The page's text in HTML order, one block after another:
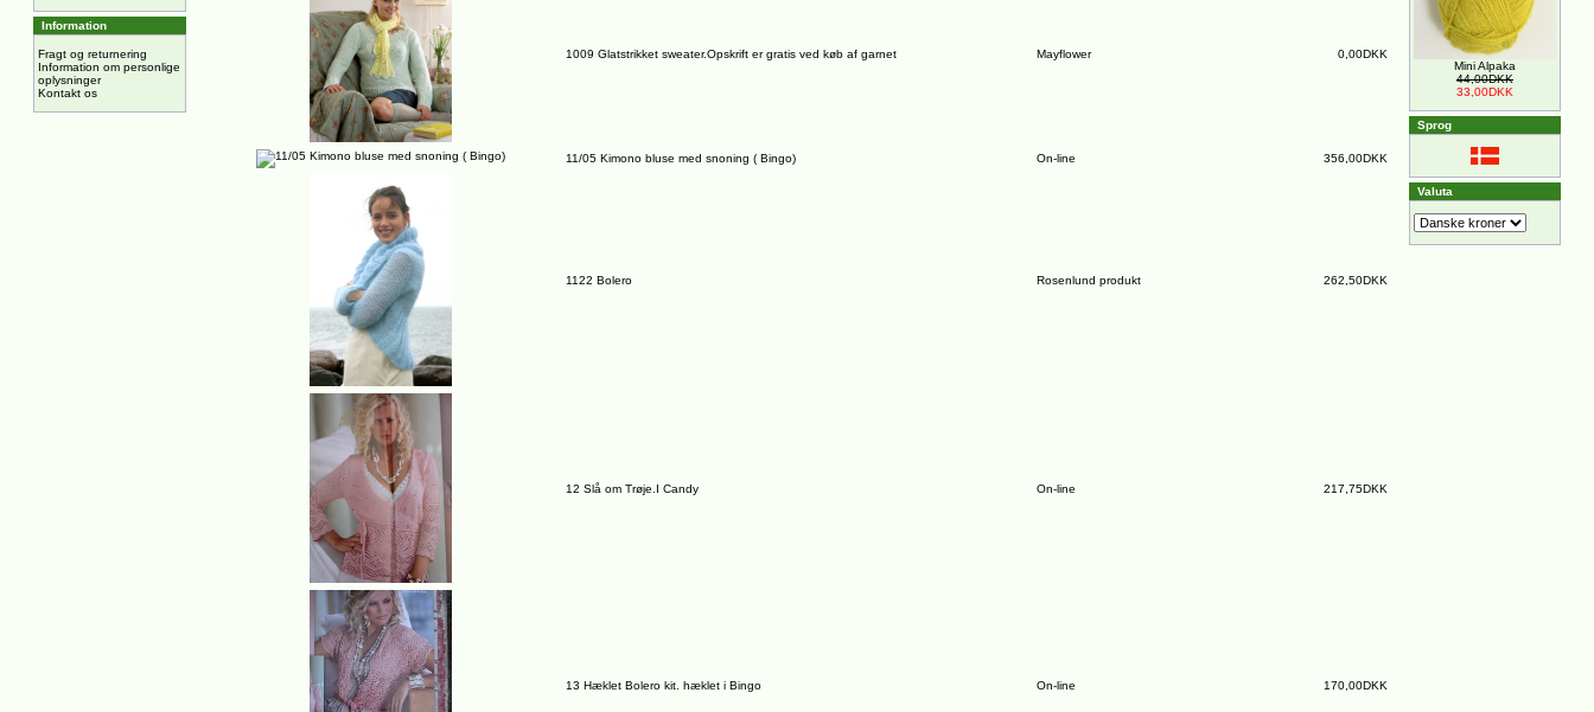
Information
Fragt og returnering
Information om personlige
oplysninger
Kontakt os
1009 Glatstrikket sweater.Opskrift er gratis ved køb af garnet Mayflower 0,00DKK
11/05 Kimono bluse med snoning ( Bingo) On-line 356,00DKK
1122 Bolero Rosenlund produkt 262,50DKK
12 Slå om Trøje.I Candy On-line 217,75DKK
13 Hæklet Bolero kit. hæklet i Bingo On-line 170,00DKK
Mini Alpaka
44,00DKK
33,00DKK
Sprog
Valuta